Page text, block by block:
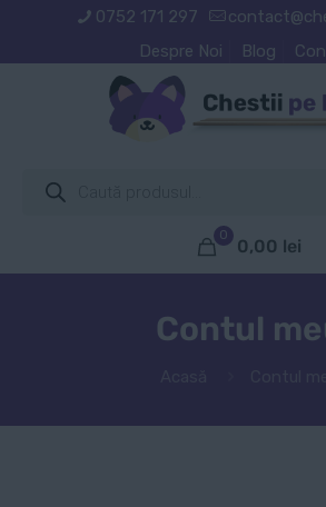
0752 171 297
Despre Noi
Blog
search
0
0,00 lei
Contul